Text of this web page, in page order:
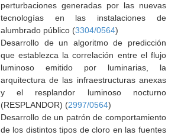
perturbaciones generadas por las nuevas
tecnologías en las instalaciones de
alumbrado público (3304/0564)
Desarrollo de un algoritmo de predicción
que establezca la correlación entre el flujo
luminoso emitido por luminarias, la
arquitectura de las infraestructuras anexas
y el resplandor luminoso nocturno
(RESPLANDOR) (2997/0564)
Desarrollo de un patrón de comportamiento
de los distintos tipos de cloro en las fuentes